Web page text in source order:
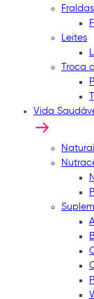
Fraldas
Leites
Troca
Vida